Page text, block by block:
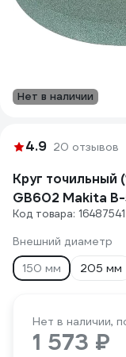
Нет в наличии
4.9 20 отзывов
Круг точильный
GB602 Makita
Код товара: 16487541
Внешний диаметр
150 мм
205 мм
Нет в наличии,
1 573 ₽